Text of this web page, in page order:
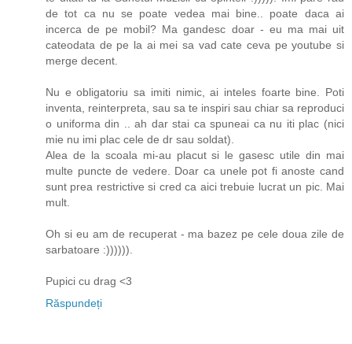
de tot ca nu se poate vedea mai bine.. poate daca ai
incerca de pe mobil? Ma gandesc doar - eu ma mai uit
cateodata de pe la ai mei sa vad cate ceva pe youtube si
merge decent.
Nu e obligatoriu sa imiti nimic, ai inteles foarte bine. Poti
inventa, reinterpreta, sau sa te inspiri sau chiar sa reproduci
o uniforma din .. ah dar stai ca spuneai ca nu iti plac (nici
mie nu imi plac cele de dr sau soldat).
Alea de la scoala mi-au placut si le gasesc utile din mai
multe puncte de vedere. Doar ca unele pot fi anoste cand
sunt prea restrictive si cred ca aici trebuie lucrat un pic. Mai
mult.
Oh si eu am de recuperat - ma bazez pe cele doua zile de
sarbatoare :)))))).
Pupici cu drag <3
Răspundeți